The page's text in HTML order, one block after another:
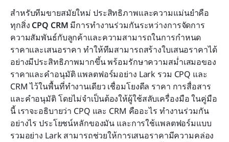
สำหรับทีมขายสมัยใหม่ ประสิทธิภาพและความแม่นยำคือ
ทุกสิ่ง CPQ CRM มีการทำงานร่วมกันระหว่างการจัดการ
ความสัมพันธ์กับลูกค้าและความสามารถในการกำหนด
ราคาและเสนอราคา ทำให้ทีมสามารถสร้างใบเสนอราคาได้
อย่างมีประสิทธิภาพมากขึ้น พร้อมรักษาความสม่ำเสมอของ
ราคาและคำอนุมัติ แพลตฟอร์มอย่าง Lark รวม CPQ และ
CRM ไว้ในพื้นที่ทำงานเดียว เชื่อมโยงดีล ราคา การสื่อสาร
และคำอนุมัติ โดยไม่จำเป็นต้องให้ผู้ใช้สลับเครื่องมือ ในคู่มือ
นี้ เราจะอธิบายว่า CPQ และ CRM คืออะไร ทำงานร่วมกัน
อย่างไร ประโยชน์หลักของมัน และการใช้แพลตฟอร์มแบบ
รวมอย่าง Lark สามารถช่วยให้การเสนอราคามีความคล่อง
โซลูชันสมัยใหม่: พื้นที่ทำงานแบบรวมของ Lark
สำหรับเวิร์กโฟลว์ CPQ + CRM
ตัวอย่าง CPQ + CRM ในเวิร์กโฟลว์ของ Lark
ประโยชน์ของการใช้ CPQ + CRM ในกระบวนการ
ทำงานที่เชื่อมต่อกัน
กรณีการใช้งาน CPQ + CRM
คำถามที่พบบ่อย